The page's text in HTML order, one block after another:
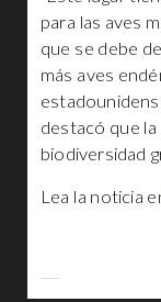
para las aves
que se debe
más aves
destacó que
biodiversidad
Lea la noticia